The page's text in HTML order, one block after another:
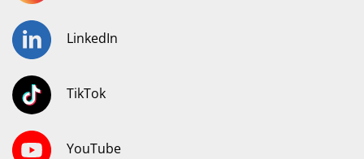
LinkedIn
TikTok
YouTube